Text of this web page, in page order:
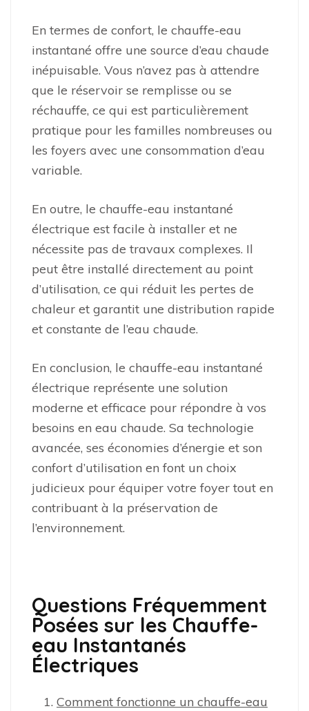
En termes de confort, le chauffe-eau
instantané offre une source d’eau chaude
inépuisable. Vous n’avez pas à attendre
que le réservoir se remplisse ou se
réchauffe, ce qui est particulièrement
pratique pour les familles nombreuses ou
les foyers avec une consommation d’eau
variable.
En outre, le chauffe-eau instantané
électrique est facile à installer et ne
nécessite pas de travaux complexes. Il
peut être installé directement au point
d’utilisation, ce qui réduit les pertes de
chaleur et garantit une distribution rapide
et constante de l’eau chaude.
En conclusion, le chauffe-eau instantané
électrique représente une solution
moderne et efficace pour répondre à vos
besoins en eau chaude. Sa technologie
avancée, ses économies d’énergie et son
confort d’utilisation en font un choix
judicieux pour équiper votre foyer tout en
contribuant à la préservation de
l’environnement.
Questions Fréquemment
Posées sur les Chauffe-
eau Instantanés
Électriques
Comment fonctionne un chauffe-eau